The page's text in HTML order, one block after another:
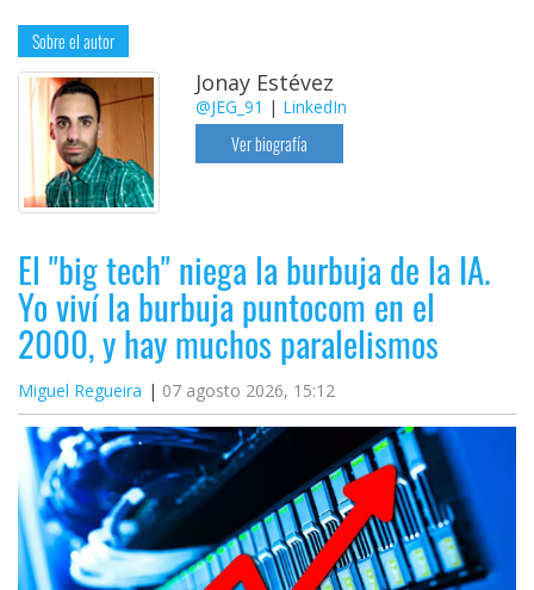
Sobre el autor
Jonay Estévez
@JEG_91 | LinkedIn
Ver biografía
El "big tech" niega la burbuja de la IA.
Yo viví la burbuja puntocom en el
2000, y hay muchos paralelismos
Miguel Regueira 07 agosto 2026, 15:12